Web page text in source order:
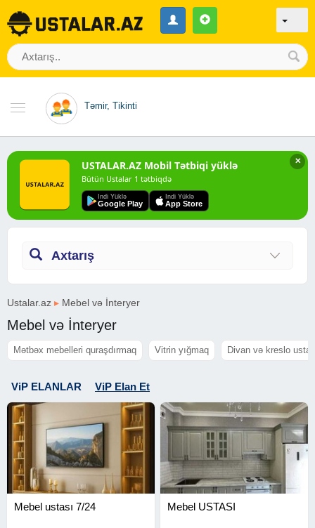
Təmir, Tikinti
✕
USTALAR.AZ Mobil Tətbiqi yüklə
Bütün Ustalar 1 tətbiqdə
Indi Yüklə
Google Play
Indi Yüklə
App Store
Axtarış
Ustalar.az ▸ Mebel və İnteryer
Mebel və İnteryer
Mətbəx mebelleri quraşdırmaq Vitrin yığmaq Divan və kreslo
ViP ELANLAR ViP Elan Et
Mebel ustası 7/24 Mebel USTASI